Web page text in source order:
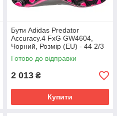
Бути Adidas Predator
Accuracy.4 FxG GW4604,
Чорний, Розмір (EU) - 44 2/3
Готово до відправки
2 013 ₴
Купити